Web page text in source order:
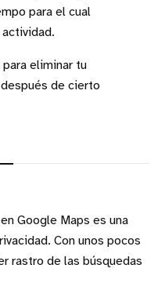
para el cual
eliminar tu
de cierto
Google Maps es una
Con unos pocos
rastro de las búsquedas